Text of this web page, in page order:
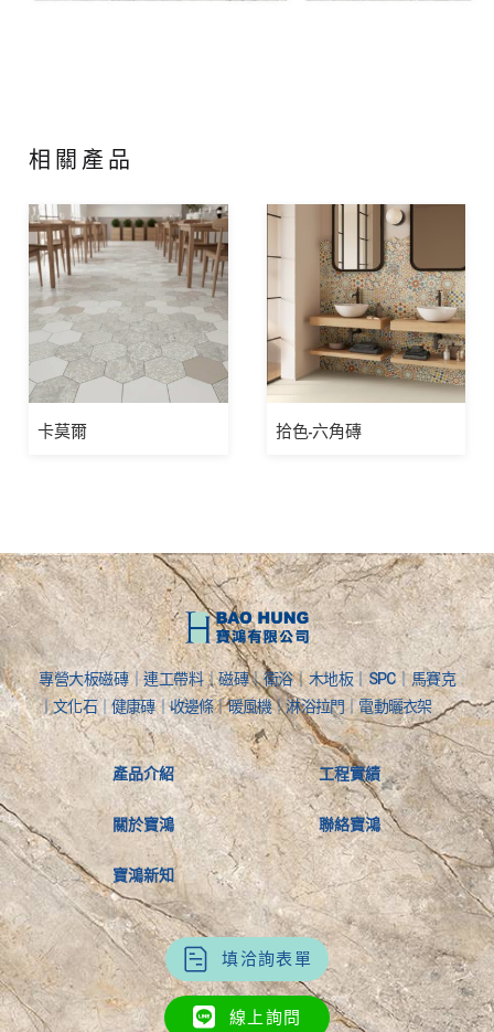
相關產品
卡莫爾 拾色-六角磚
專營大板磁磚｜連工帶料｜磁磚｜衛浴｜木地板｜SPC｜馬賽克
｜文化石｜健康磚｜收邊條｜暖風機｜淋浴拉門｜電動曬衣架
產品介紹
關於寶鴻
寶鴻新知
工程實績
聯絡寶鴻
填洽詢表單
線上詢問